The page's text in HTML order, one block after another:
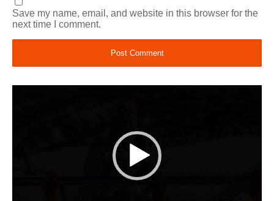
Save my name, email, and website in this browser for the
next time I comment.